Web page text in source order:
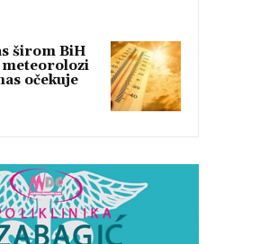
širom BiH
meteorolozi
očekuje